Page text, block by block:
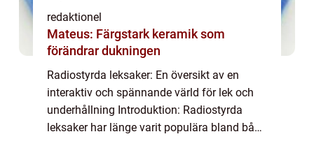
redaktionel
Mateus: Färgstark keramik som
förändrar dukningen
Radiostyrda leksaker: En översikt av en
interaktiv och spännande värld för lek och
underhållning Introduktion: Radiostyrda
leksaker har länge varit populära bland både